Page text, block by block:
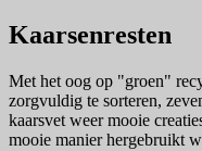
Kaarsenresten
Met het oog op "groen"
zorgvuldig te sorteren,
kaarsvet weer mooie
mooie manier hergebruikt